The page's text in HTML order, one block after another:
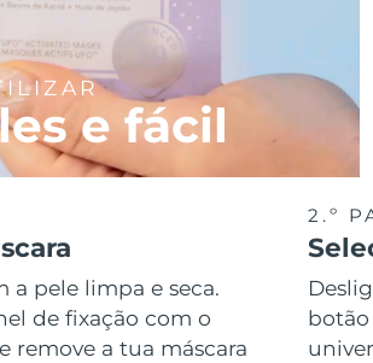
e fácil
a pele limpa e seca.
de fixação com o
remove a tua máscara
2.º
botão